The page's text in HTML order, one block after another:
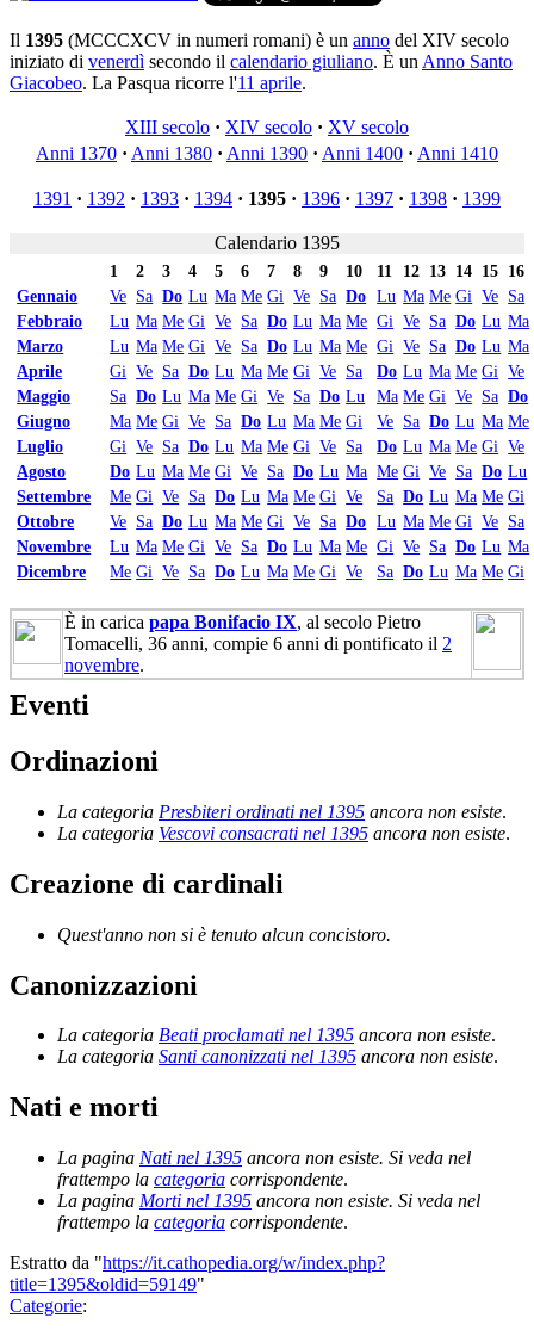
Il 1395 (MCCCXCV in numeri romani) è un anno del XIV secolo
iniziato di venerdì secondo il calendario giuliano. È un Anno Santo
Giacobeo. La Pasqua ricorre l'11 aprile.
XIII secolo · XIV secolo · XV secolo
Anni 1370 · Anni 1380 · Anni 1390 · Anni 1400 · Anni 1410
1391 · 1392 · 1393 · 1394 · 1395 · 1396 · 1397 · 1398 · 1399
Calendario 1395
1 2 3 4 5 6 7 8 9 10 11 12 13 14 15 16
Gennaio
Ve Sa Do Lu Ma Me Gi Ve Sa Do Lu Ma Me Gi Ve Sa
Febbraio
Lu Ma Me Gi Ve Sa Do Lu Ma Me Gi Ve Sa Do Lu Ma
Marzo
Lu Ma Me Gi Ve Sa Do Lu Ma Me Gi Ve Sa Do Lu Ma
Aprile
Gi Ve Sa Do Lu Ma Me Gi Ve Sa Do Lu Ma Me Gi Ve
Maggio
Sa Do Lu Ma Me Gi Ve Sa Do Lu Ma Me Gi Ve Sa Do
Giugno
Ma Me Gi Ve Sa Do Lu Ma Me Gi Ve Sa Do Lu Ma Me
Luglio
Gi Ve Sa Do Lu Ma Me Gi Ve Sa Do Lu Ma Me Gi Ve
Agosto
Do Lu Ma Me Gi Ve Sa Do Lu Ma Me Gi Ve Sa Do Lu
Settembre
Me Gi Ve Sa Do Lu Ma Me Gi Ve Sa Do Lu Ma Me Gi
Ottobre
Ve Sa Do Lu Ma Me Gi Ve Sa Do Lu Ma Me Gi Ve Sa
Novembre
Lu Ma Me Gi Ve Sa Do Lu Ma Me Gi Ve Sa Do Lu Ma
Dicembre
Me Gi Ve Sa Do Lu Ma Me Gi Ve Sa Do Lu Ma Me Gi
È in carica papa Bonifacio IX, al secolo Pietro
Tomacelli, 36 anni, compie 6 anni di pontificato il 2
novembre.
Eventi
Ordinazioni
La categoria Presbiteri ordinati nel 1395 ancora non esiste.
La categoria Vescovi consacrati nel 1395 ancora non esiste.
Creazione di cardinali
Quest'anno non si è tenuto alcun concistoro.
Canonizzazioni
La categoria Beati proclamati nel 1395 ancora non esiste.
La categoria Santi canonizzati nel 1395 ancora non esiste.
Nati e morti
La pagina Nati nel 1395 ancora non esiste. Si veda nel
frattempo la categoria corrispondente.
La pagina Morti nel 1395 ancora non esiste. Si veda nel
frattempo la categoria corrispondente.
Estratto da "https://it.cathopedia.org/w/index.php?
title=1395&oldid=59149"
Categorie: